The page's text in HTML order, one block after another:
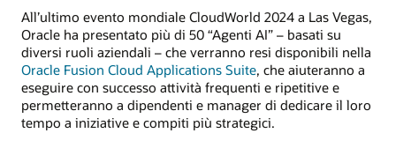
All’ultimo evento mondiale CloudWorld 2024 a Las Vegas,
Oracle ha presentato più di 50 “Agenti AI” – basati su
diversi ruoli aziendali – che verranno resi disponibili nella
Oracle Fusion Cloud Applications Suite, che aiuteranno a
eseguire con successo attività frequenti e ripetitive e
permetteranno a dipendenti e manager di dedicare il loro
tempo a iniziative e compiti più strategici.